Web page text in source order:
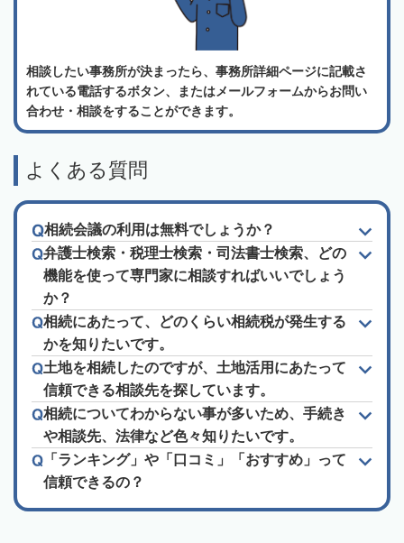
相談したい事務所が決まったら、事務所詳細ページに記載さ
れている電話するボタン、またはメールフォームからお問い
合わせ・相談をすることができます。
よくある質問
相続会議の利用は無料でしょうか？
弁護士検索・税理士検索・司法書士検索、どの
機能を使って専門家に相談すればいいでしょう
か？
相続にあたって、どのくらい相続税が発生する
かを知りたいです。
土地を相続したのですが、土地活用にあたって
信頼できる相談先を探しています。
相続についてわからない事が多いため、手続き
や相談先、法律など色々知りたいです。
「ランキング」や「口コミ」「おすすめ」って
信頼できるの？